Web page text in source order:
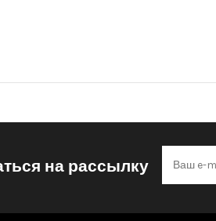
на рассылку